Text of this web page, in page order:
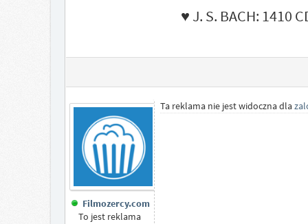
♥ J. S. BACH: 1410
Filmozercy.com
To jest reklama
Ta reklama nie jest widoczna dla